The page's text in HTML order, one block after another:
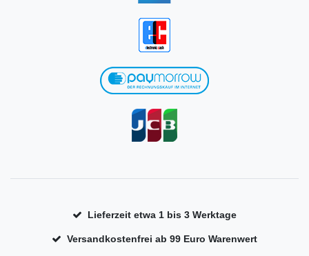
Lieferzeit etwa 1 bis 3 Werktage
Versandkostenfrei ab 99 Euro Warenwert